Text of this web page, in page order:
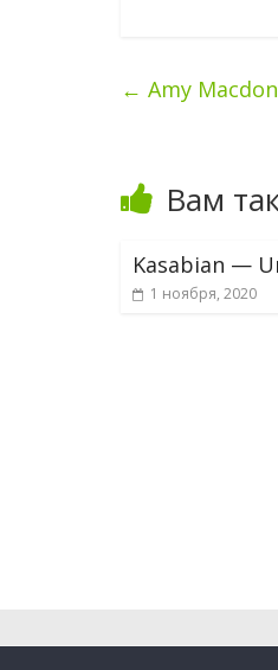
← Amy
Вам
Kasabian —
1 ноября, 2020